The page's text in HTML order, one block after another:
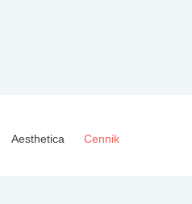
Aesthetica Cennik